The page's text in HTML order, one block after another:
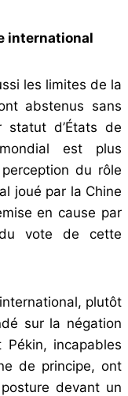
international
les limites de la
abstenus sans
statut d’États de
est plus
du rôle
joué par la Chine
en cause par
vote de cette
plutôt
sur la négation
incapables
de principe, ont
devant un